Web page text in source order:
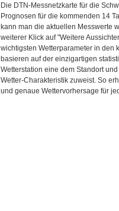
Die DTN-Messnetzkarte für die
Prognosen für die kommenden 14
kann man die aktuellen Messwerte
weiterer Klick auf "Weitere
wichtigsten Wetterparameter in den
basieren auf der einzigartigen
Wetterstation eine dem Standort
Wetter-Charakteristik zuweist. So
und genaue Wettervorhersage für